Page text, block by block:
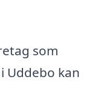
som
Uddebo kan